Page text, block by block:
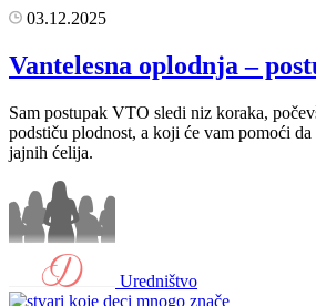
03.12.2025
Vantelesna oplodnja –
Sam postupak VTO sledi niz koraka,
podstiču plodnost, a koji će vam pomoći da
jajnih ćelija.
Uredništvo